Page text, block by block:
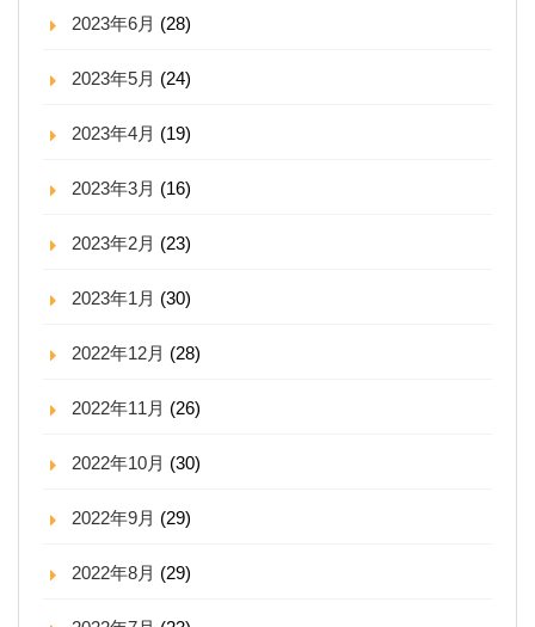
2023年6月 (28)
2023年5月 (24)
2023年4月 (19)
2023年3月 (16)
2023年2月 (23)
2023年1月 (30)
2022年12月 (28)
2022年11月 (26)
2022年10月 (30)
2022年9月 (29)
2022年8月 (29)